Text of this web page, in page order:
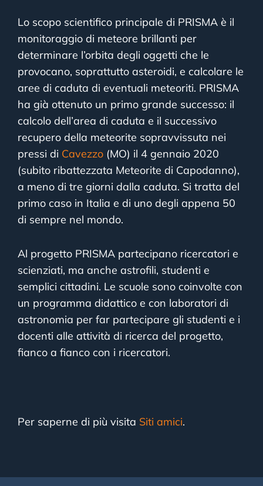
Lo scopo scientifico principale di PRISMA è il
monitoraggio di meteore brillanti per
determinare l’orbita degli oggetti che le
provocano, soprattutto asteroidi, e calcolare le
aree di caduta di eventuali meteoriti. PRISMA
ha già ottenuto un primo grande successo: il
calcolo dell’area di caduta e il successivo
recupero della meteorite sopravvissuta nei
pressi di Cavezzo (MO) il 4 gennaio 2020
(subito ribattezzata Meteorite di Capodanno),
a meno di tre giorni dalla caduta. Si tratta del
primo caso in Italia e di uno degli appena 50
di sempre nel mondo.
Al progetto PRISMA partecipano ricercatori e
scienziati, ma anche astrofili, studenti e
semplici cittadini. Le scuole sono coinvolte con
un programma didattico e con laboratori di
astronomia per far partecipare gli studenti e i
docenti alle attività di ricerca del progetto,
fianco a fianco con i ricercatori.
Per saperne di più visita Siti amici.